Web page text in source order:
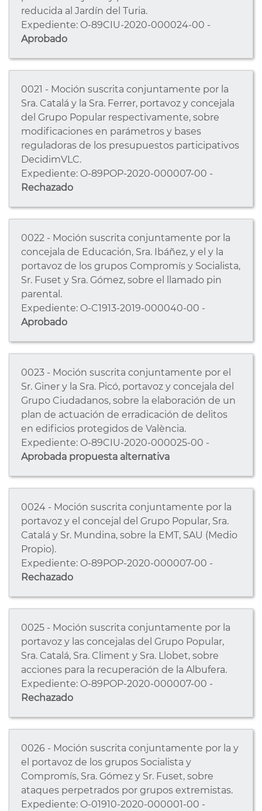
reducida al Jardín del Turia.
Expediente: O-89CIU-2020-000024-00 -
Aprobado
0021 - Moción suscrita conjuntamente por la
Sra. Catalá y la Sra. Ferrer, portavoz y concejala
del Grupo Popular respectivamente, sobre
modificaciones en parámetros y bases
reguladoras de los presupuestos participativos
DecidimVLC.
Expediente: O-89POP-2020-000007-00 -
Rechazado
0022 - Moción suscrita conjuntamente por la
concejala de Educación, Sra. Ibáñez, y el y la
portavoz de los grupos Compromís y Socialista,
Sr. Fuset y Sra. Gómez, sobre el llamado pin
parental.
Expediente: O-C1913-2019-000040-00 -
Aprobado
0023 - Moción suscrita conjuntamente por el
Sr. Giner y la Sra. Picó, portavoz y concejala del
Grupo Ciudadanos, sobre la elaboración de un
plan de actuación de erradicación de delitos
en edificios protegidos de València.
Expediente: O-89CIU-2020-000025-00 -
Aprobada propuesta alternativa
0024 - Moción suscrita conjuntamente por la
portavoz y el concejal del Grupo Popular, Sra.
Catalá y Sr. Mundina, sobre la EMT, SAU (Medio
Propio).
Expediente: O-89POP-2020-000007-00 -
Rechazado
0025 - Moción suscrita conjuntamente por la
portavoz y las concejalas del Grupo Popular,
Sra. Catalá, Sra. Climent y Sra. Llobet, sobre
acciones para la recuperación de la Albufera.
Expediente: O-89POP-2020-000007-00 -
Rechazado
0026 - Moción suscrita conjuntamente por la y
el portavoz de los grupos Socialista y
Compromís, Sra. Gómez y Sr. Fuset, sobre
ataques perpetrados por grupos extremistas.
Expediente: O-01910-2020-000001-00 -